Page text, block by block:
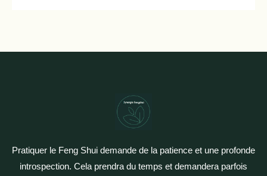
Pratiquer le Feng Shui demande de la patience et une profonde
introspection. Cela prendra du temps et demandera parfois